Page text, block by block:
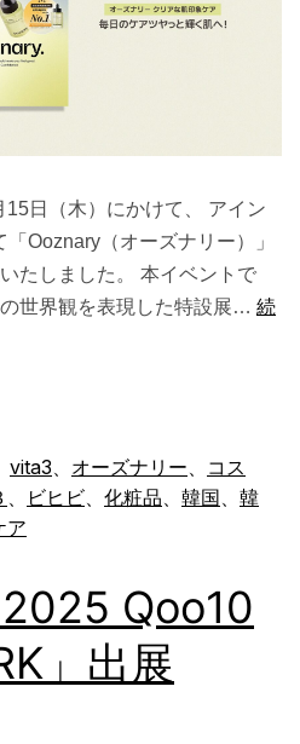
日（木）にかけて、 アイン
Ooznary（オーズナリー）」
たしました。 本イベントで
世界観を表現した特設展… 続
vita3 オーズナリー
コス
ビヒビ 化粧品 韓国
韓
ア
Qoo10
」出展